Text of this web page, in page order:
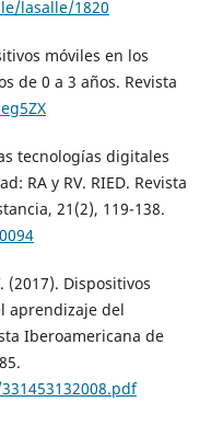
lasalle/1820
móviles en los
de 0 a 3 años. Revista
tecnologías digitales
RA y RV. RIED. Revista
21(2), 119-138.
(2017). Dispositivos
aprendizaje del
Iberoamericana de